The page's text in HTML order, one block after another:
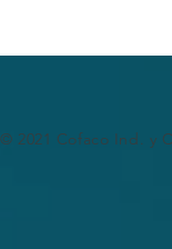
© 2021 Cofaco Ind. y